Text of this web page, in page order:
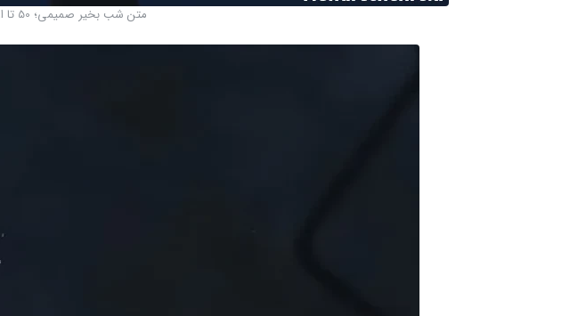
متن شب بخیر صمیمی؛ 50 تا از زیباترین جملات کوتاه شب بخیر ...